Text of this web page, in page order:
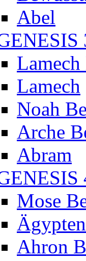
Abel
Lamech
Noah
Arche
Abram
Mose
Ahron